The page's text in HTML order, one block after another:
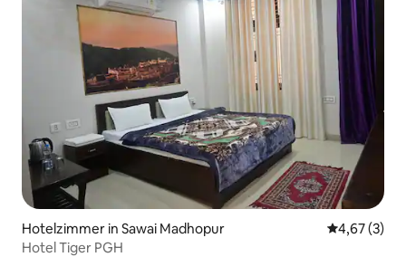
Hotelzimmer in Sawai Madhopur
4,67 (3)
Hotel Tiger PGH